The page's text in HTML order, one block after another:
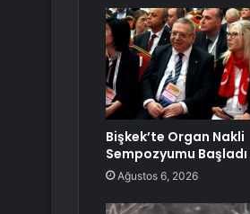
Bişkek’te Organ Nakli
Sempozyumu Başladı
Ağustos 6, 2026